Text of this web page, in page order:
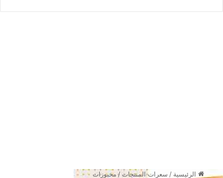
المكونات الغذائية في جيلي التوت من
طريقة تحضير جيلي التوت من العلالي